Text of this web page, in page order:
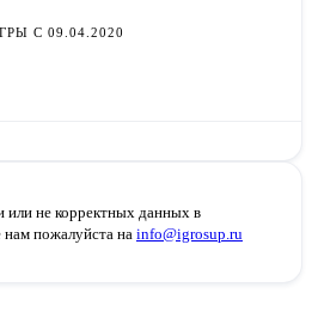
С 09.04.2020
не корректных данных в
пожалуйста на info@igrosup.ru